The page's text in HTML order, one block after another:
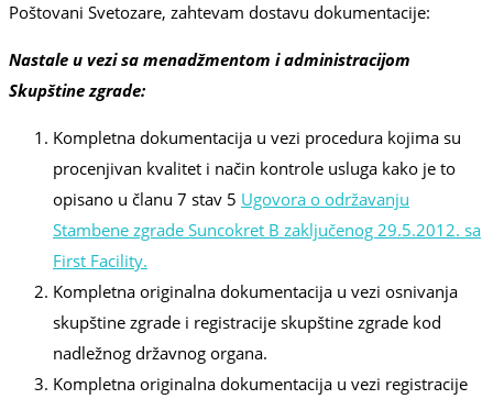
Poštovani Svetozare, zahtevam dostavu dokumentacije:
Nastale u vezi sa menadžmentom i administracijom
Skupštine zgrade:
Kompletna dokumentacija u vezi procedura kojima su
procenjivan kvalitet i način kontrole usluga kako je to
opisano u članu 7 stav 5 Ugovora o održavanju
Stambene zgrade Suncokret B zaključenog 29.5.2012. sa
First Facility.
Kompletna originalna dokumentacija u vezi osnivanja
skupštine zgrade i registracije skupštine zgrade kod
nadležnog državnog organa.
Kompletna originalna dokumentacija u vezi registracije